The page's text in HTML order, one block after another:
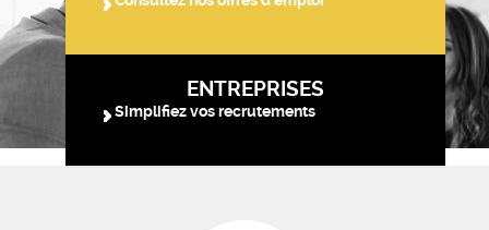
ENTREPRISES
Simplifiez vos recrutements